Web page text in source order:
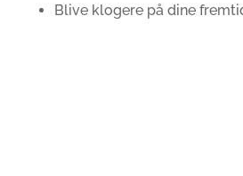
Blive klogere på dine